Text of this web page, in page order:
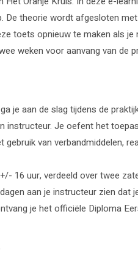
De theorie wordt afgesloten
toets opnieuw te maken als je
weken voor aanvang van de
je aan de slag tijdens de
instructeur. Je oefent het
van verbandmiddelen,
16 uur, verdeeld over twee
aan je instructeur zien dat
je het officiële Diploma